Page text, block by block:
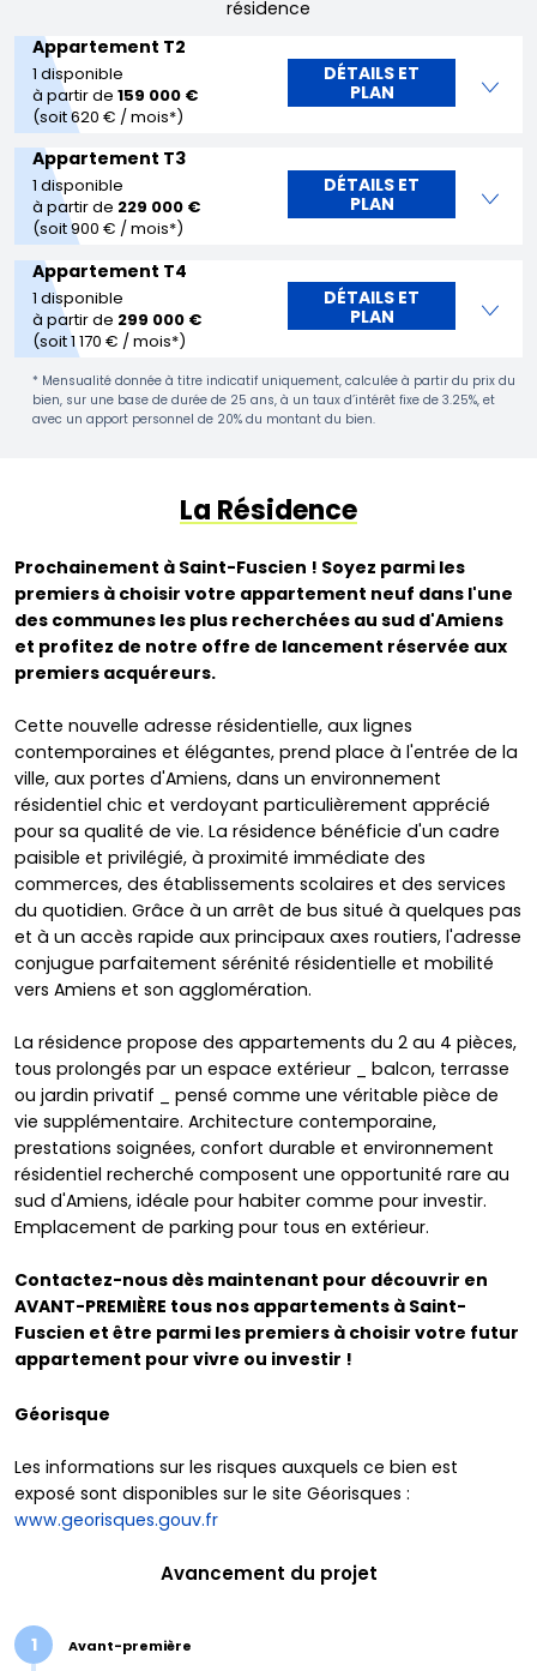
résidence
Appartement T2
1 disponible
à partir de159 000 €
(soit 620 € / mois*)
DÉTAILS ET
PLAN
Appartement T3
1 disponible
à partir de 229 000 €
(soit 900 € / mois*)
DÉTAILS ET
PLAN
Appartement T4
1 disponible
à partir de 299 000 €
(soit 1 170 € / mois*)
DÉTAILS ET
PLAN
* Mensualité donnée à titre indicatif uniquement, calculée à partir du prix du
bien, sur une base de durée de 25 ans, à un taux d’intérêt fixe de 3.25%, et
avec un apport personnel de 20% du montant du bien.
La Résidence
Prochainement à Saint-Fuscien ! Soyez parmi les
premiers à choisir votre appartement neuf dans l'une
des communes les plus recherchées au sud d'Amiens
et profitez de notre offre de lancement réservée aux
premiers acquéreurs.
Cette nouvelle adresse résidentielle, aux lignes
contemporaines et élégantes, prend place à l'entrée de la
ville, aux portes d'Amiens, dans un environnement
résidentiel chic et verdoyant particulièrement apprécié
pour sa qualité de vie. La résidence bénéficie d'un cadre
paisible et privilégié, à proximité immédiate des
commerces, des établissements scolaires et des services
du quotidien. Grâce à un arrêt de bus situé à quelques pas
et à un accès rapide aux principaux axes routiers, l'adresse
conjugue parfaitement sérénité résidentielle et mobilité
vers Amiens et son agglomération.
La résidence propose des appartements du 2 au 4 pièces,
tous prolongés par un espace extérieur _ balcon, terrasse
ou jardin privatif _ pensé comme une véritable pièce de
vie supplémentaire. Architecture contemporaine,
prestations soignées, confort durable et environnement
résidentiel recherché composent une opportunité rare au
sud d'Amiens, idéale pour habiter comme pour investir.
Emplacement de parking pour tous en extérieur.
Contactez-nous dès maintenant pour découvrir en
AVANT-PREMIÈRE tous nos appartements à Saint-
Fuscien et être parmi les premiers à choisir votre futur
appartement pour vivre ou investir !
Géorisque
Les informations sur les risques auxquels ce bien est
exposé sont disponibles sur le site Géorisques :
www.georisques.gouv.fr
Avancement du projet
1 Avant-première